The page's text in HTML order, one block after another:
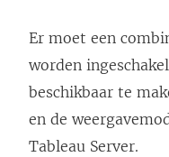
Er moet een
worden
beschikbaar te
en de
Tableau Server.